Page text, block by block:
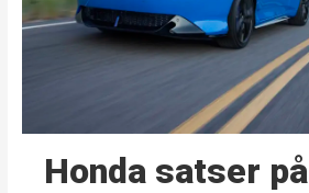
Honda satser på